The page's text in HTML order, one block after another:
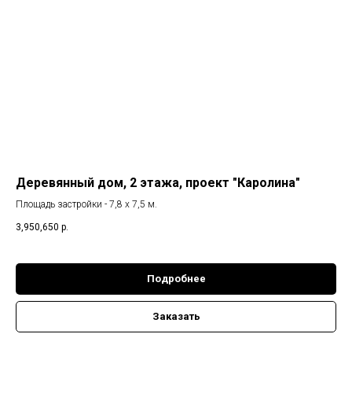
Деревянный дом, 2 этажа, проект "Каролина"
Площадь застройки - 7,8 х 7,5 м.
3,950,650 р.
Подробнее
Заказать